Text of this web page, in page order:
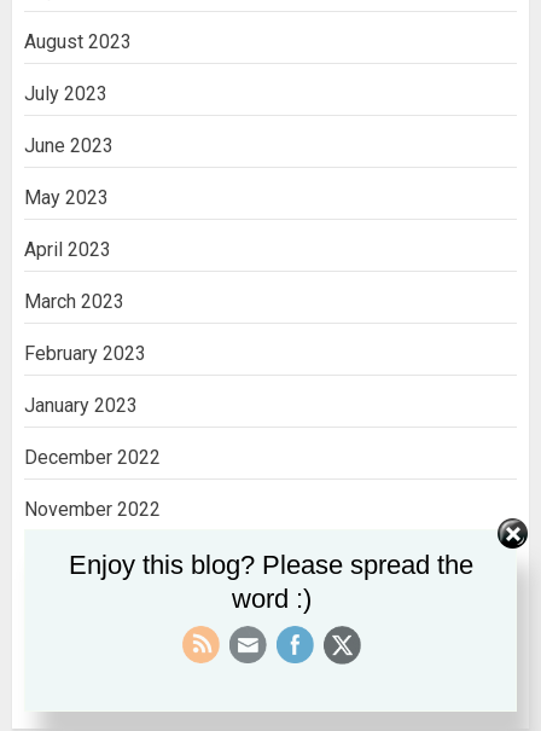
August 2023
July 2023
June 2023
May 2023
April 2023
March 2023
February 2023
January 2023
December 2022
November 2022
October 2022
Enjoy this blog? Please spread the
word :)